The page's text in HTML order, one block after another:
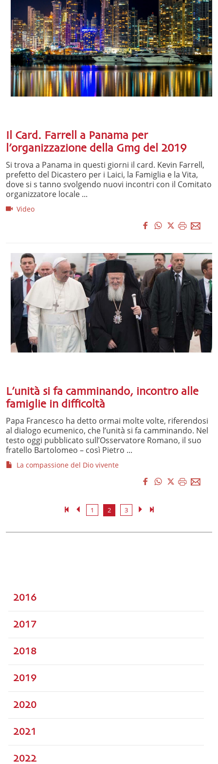
Il Card. Farrell a Panama per
l’organizzazione della Gmg del 2019
Si trova a Panama in questi giorni il card. Kevin Farrell,
prefetto del Dicastero per i Laici, la Famiglia e la Vita,
dove si s tanno svolgendo nuovi incontri con il Comitato
organizzatore locale ...
Video
L’unità si fa camminando, incontro alle
famiglie in difficoltà
Papa Francesco ha detto ormai molte volte, riferendosi
al dialogo ecumenico, che l’unità si fa camminando. Nel
testo oggi pubblicato sull’Osservatore Romano, il suo
fratello Bartolomeo – così Pietro ...
La compassione del Dio vivente
1 2 3
2016
2017
2018
2019
2020
2021
2022